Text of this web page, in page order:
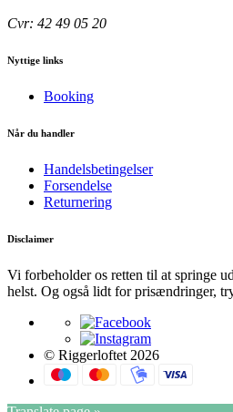
Cvr: 42 49 05 20
Nyttige links
Booking
Når du handler
Handelsbetingelser
Forsendelse
Returnering
Disclaimer
Vi forbeholder os retten til at springe
helst. Og også lidt for prisændringer,
© Riggerloftet 2026